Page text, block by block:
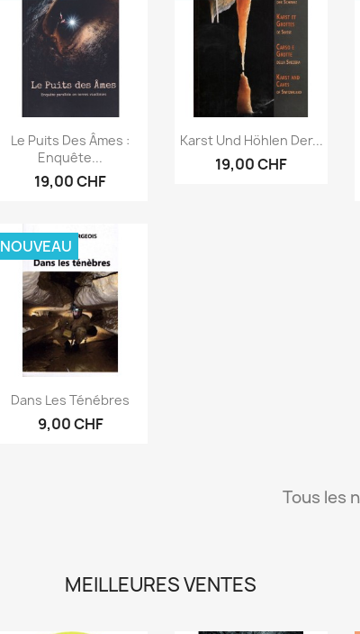
Aperçu rapide
Le Puits Des Âmes :
Enquête...
19,00 CHF
Aperçu rapide
Karst Und Höhlen Der...
19,00 CHF
Aperçu rapide
Dans Les Ténébres
9,00 CHF
NOUVEAU
Tous les
MEILLEURES VENTES